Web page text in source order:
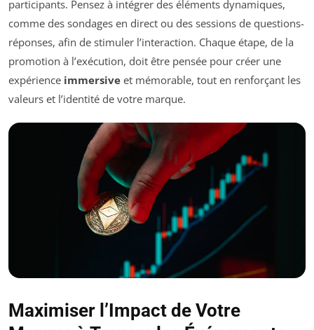
participants. Pensez à intégrer des éléments dynamiques,
comme des sondages en direct ou des sessions de questions-
réponses, afin de stimuler l’interaction. Chaque étape, de la
promotion à l’exécution, doit être pensée pour créer une
expérience immersive et mémorable, tout en renforçant les
valeurs et l’identité de votre marque.
Maximiser l’Impact de Votre